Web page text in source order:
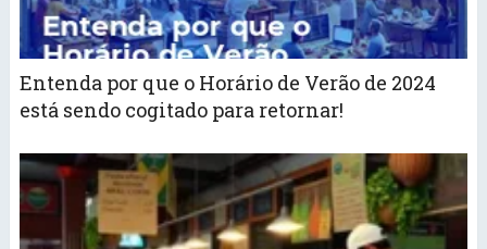
Entenda por que o Horário de Verão de 2024
está sendo cogitado para retornar!